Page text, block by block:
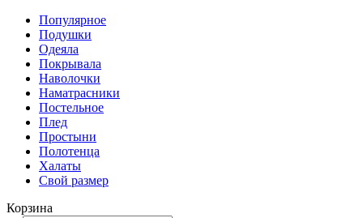
Популярное
Подушки
Одеяла
Покрывала
Наволочки
Наматрасники
Постельное
Плед
Простыни
Полотенца
Халаты
Свой размер
Корзина